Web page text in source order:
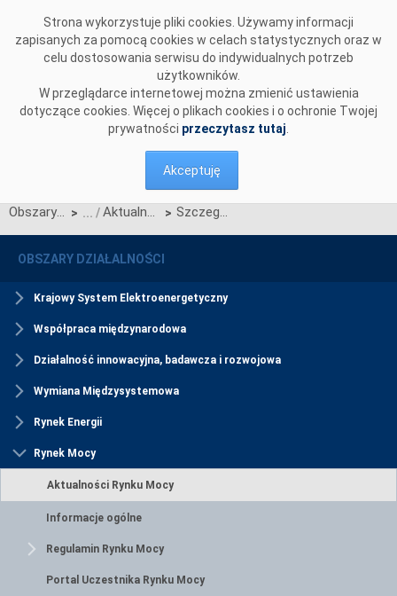
Strona wykorzystuje pliki cookies. Używamy informacji
zapisanych za pomocą cookies w celach statystycznych oraz w
celu dostosowania serwisu do indywidualnych potrzeb
użytkowników.
W przeglądarce internetowej można zmienić ustawienia
dotyczące cookies. Więcej o plikach cookies i o ochronie Twojej
prywatności przeczytasz tutaj
Akceptuję
Obszary działalności > Aktualności Rynku Mocy > Szczegółowy harmonogram certyfikacji do aukcji uzupełniającej na rok dostaw 2027
OBSZARY DZIAŁALNOŚCI
Krajowy System Elektroenergetyczny
Współpraca międzynarodowa
Działalność innowacyjna, badawcza i rozwojowa
Wymiana Międzysystemowa
Rynek Energii
Rynek Mocy
Aktualności Rynku Mocy
Informacje ogólne
Regulamin Rynku Mocy
Portal Uczestnika Rynku Mocy